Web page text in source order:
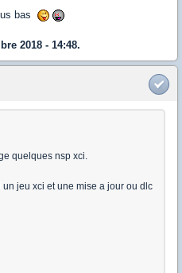
bas
2018 - 14:48.
quelques nsp xci.
jeu xci et une mise a jour ou dlc